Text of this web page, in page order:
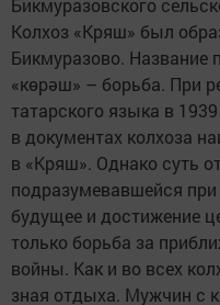
Бикмуразовского
Колхоз «Кряш» был
Бикмуразово. Название
«көрәш» – борьба. При
татарского языка в
в документах колхоза
в «Кряш». Однако суть
подразумевавшейся
будущее и достижение
только борьба за
войны. Как и во всех
зная отдыха. Мужчин с